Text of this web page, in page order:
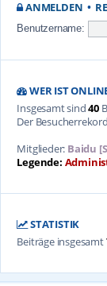
ANMELDEN •
Benutzername:
WER IST
Insgesamt sind40
Der
Mitglieder: Baidu
Legende:
STATISTIK
Beiträge insgesamt